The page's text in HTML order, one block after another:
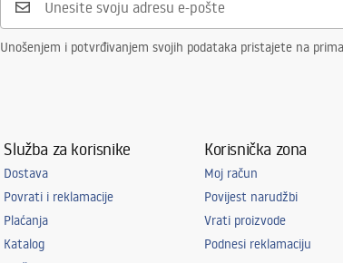
Unošenjem i potvrđivanjem svojih podataka pristajete na
Služba za korisnike
Dostava
Povrati i reklamacije
Plaćanja
Katalog
Korisnička zona
Moj račun
Povijest narudžbi
Vrati proizvode
Podnesi reklamaciju